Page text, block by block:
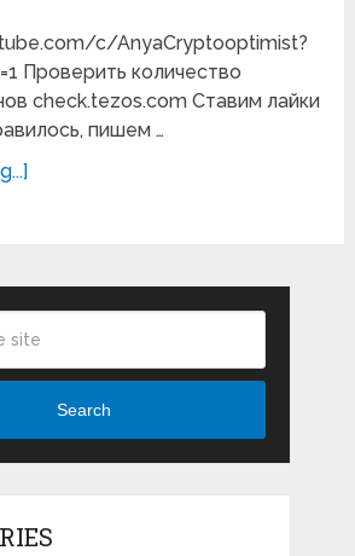
c/AnyaCryptooptimist?
Проверить количество
check.tezos.com Ставим лайки
пишем …
Search